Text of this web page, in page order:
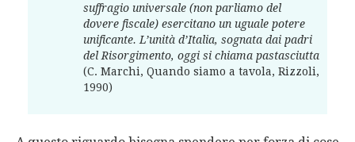
suffragio universale (non parliamo del
dovere fiscale) esercitano un uguale potere
unificante. L’unità d’Italia, sognata dai padri
del Risorgimento, oggi si chiama pastasciutta
(C. Marchi, Quando siamo a tavola, Rizzoli,
1990)